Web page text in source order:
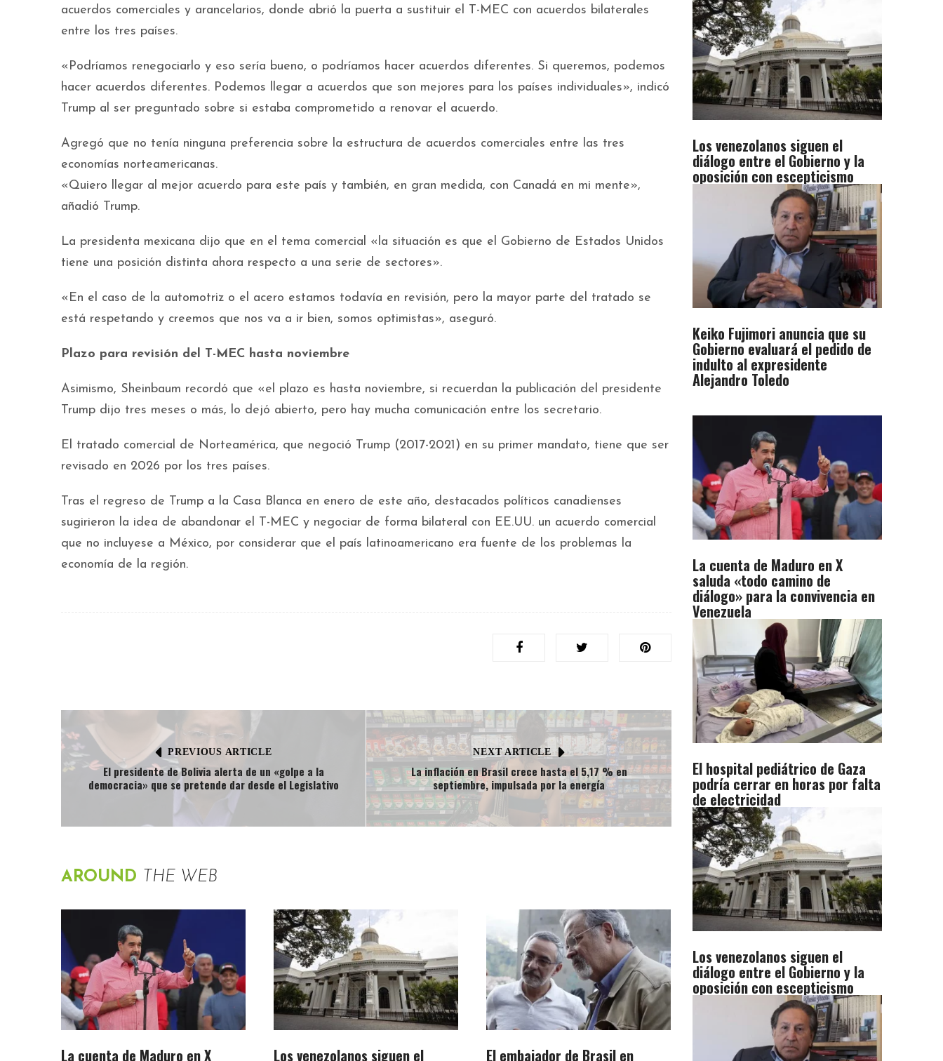
acuerdos comerciales y arancelarios, donde abrió la puerta a sustituir el T-MEC con acuerdos bilaterales
entre los tres países.
«Podríamos renegociarlo y eso sería bueno, o podríamos hacer acuerdos diferentes. Si queremos, podemos
hacer acuerdos diferentes. Podemos llegar a acuerdos que son mejores para los países individuales», indicó
Trump al ser preguntado sobre si estaba comprometido a renovar el acuerdo.
Agregó que no tenía ninguna preferencia sobre la estructura de acuerdos comerciales entre las tres
economías norteamericanas.
«Quiero llegar al mejor acuerdo para este país y también, en gran medida, con Canadá en mi mente»,
añadió Trump.
La presidenta mexicana dijo que en el tema comercial «la situación es que el Gobierno de Estados Unidos
tiene una posición distinta ahora respecto a una serie de sectores».
«En el caso de la automotriz o el acero estamos todavía en revisión, pero la mayor parte del tratado se
está respetando y creemos que nos va a ir bien, somos optimistas», aseguró.
Plazo para revisión del T-MEC hasta noviembre
Asimismo, Sheinbaum recordó que «el plazo es hasta noviembre, si recuerdan la publicación del presidente
Trump dijo tres meses o más, lo dejó abierto, pero hay mucha comunicación entre los secretario.
El tratado comercial de Norteamérica, que negoció Trump (2017-2021) en su primer mandato, tiene que ser
revisado en 2026 por los tres países.
Tras el regreso de Trump a la Casa Blanca en enero de este año, destacados políticos canadienses
sugirieron la idea de abandonar el T-MEC y negociar de forma bilateral con EE.UU. un acuerdo comercial
que no incluyese a México, por considerar que el país latinoamericano era fuente de los problemas la
economía de la región.
PREVIOUS ARTICLE
El presidente de Bolivia alerta de un «golpe a la
democracia» que se pretende dar desde el Legislativo
NEXT ARTICLE
La inflación en Brasil crece hasta el 5,17 % en
septiembre, impulsada por la energía
AROUND THE WEB
La cuenta de Maduro en X Los venezolanos siguen el El embajador de Brasil en
Los venezolanos siguen el
diálogo entre el Gobierno y la
oposición con escepticismo
Keiko Fujimori anuncia que su
Gobierno evaluará el pedido de
indulto al expresidente
Alejandro Toledo
La cuenta de Maduro en X
saluda «todo camino de
diálogo» para la convivencia en
Venezuela
El hospital pediátrico de Gaza
podría cerrar en horas por falta
de electricidad
Los venezolanos siguen el
diálogo entre el Gobierno y la
oposición con escepticismo